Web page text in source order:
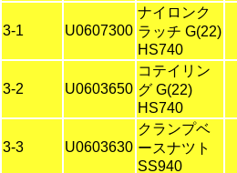
3-1 U0607300
ナイロンク
ラッチ G(22)
HS740
3-2 U0603650
コテイリン
グ G(22)
HS740
3-3 U0603630
クランプベ
ースナツト
SS940